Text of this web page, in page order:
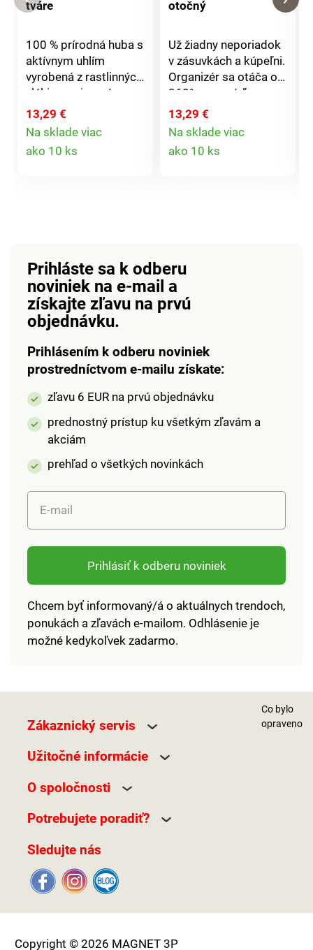
tváre
100 % prírodná huba s
aktívnym uhlím
vyrobená z rastlinných
vlákien na jemné
čistenie a odstránenie
odumretých kožných
buniek. Podporujte
vyváženú hodnotu PH.
peeling. Pre všetky
typy pleti.
Antibakteriálne.
Biologicky
odbúrateľné.
13,29 €
Na sklade viac
ako 10 ks
otočný
Už žiadny neporiadok
v zásuvkách a kúpeľni.
Organizér sa otáča o
360° vpravo/vľavo.
Odnímateľná horná
časť má 5 priehradiek
na štetce, očné linky,
mascaru, rúže, vatové
13,29 €
Na sklade viac
ako 10 ks
Prihláste sa k odberu
noviniek na e-mail a
získajte zľavu na prvú
objednávku.
Prihlásením k odberu noviniek
prostredníctvom e-mailu získate:
zľavu 6 EUR na prvú objednávku
prednostný prístup ku všetkým zľavám a
akciám
prehľad o všetkých novinkách
E-mail
Prihlásiť k odberu noviniek
Chcem byť informovaný/á o aktuálnych trendoch,
ponukách a zľavách e-mailom. Odhlásenie je
možné kedykoľvek zadarmo.
Zákaznický servis
Užitočné informácie
O spoločnosti
Potrebujete poradiť?
Sledujte nás
Co bylo
opraveno
Copyright © 2026 MAGNET 3P